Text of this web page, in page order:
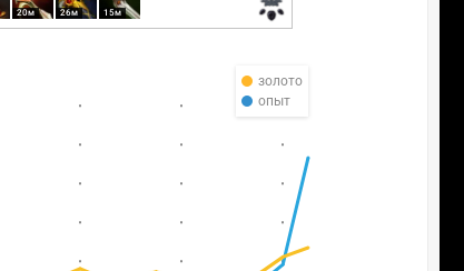
20м 26м 15м
золото
опыт